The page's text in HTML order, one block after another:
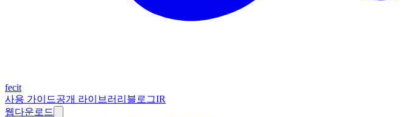
fecit
사용 가이드공개 라이브러리 블로그IR
웹다운로드